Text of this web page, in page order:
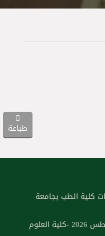
طباعة
كلية الطب بجامعة
جدول امتحانات ازالة الرسوب اغسطس 2026 -كلية العلوم